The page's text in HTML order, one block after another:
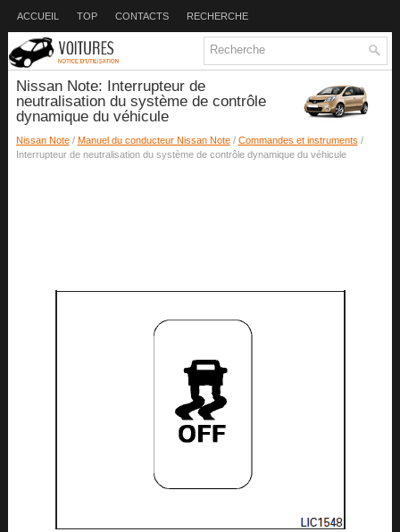
ACCUEIL TOP CONTACTS RECHERCHE
Nissan Note: Interrupteur de
neutralisation du système de contrôle
dynamique du véhicule
Nissan Note/ Manuel du conducteur Nissan Note/ Commandes et instruments /
Interrupteur de neutralisation du système de contrôle dynamique du véhicule